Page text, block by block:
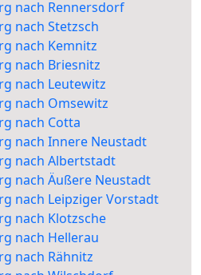
nach Rennersdorf
nach Stetzsch
nach Kemnitz
nach Briesnitz
nach Leutewitz
nach Omsewitz
nach Cotta
nach Innere Neustadt
nach Albertstadt
nach Äußere Neustadt
nach Leipziger Vorstadt
nach Klotzsche
nach Hellerau
nach Rähnitz